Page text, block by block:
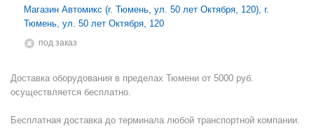
Магазин Автомикс (г. Тюмень, ул. 50 лет Октября, 120), г.
Тюмень, ул. 50 лет Октября, 120
Под заказ
Доставка оборудования в пределах Тюмени от 5000 руб.
осуществляется бесплатно.
Бесплатная доставка до терминала любой транспортной компании.